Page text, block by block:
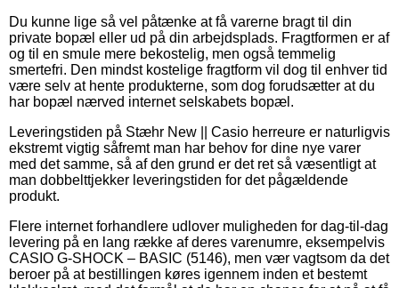
Du kunne lige så vel påtænke at få varerne bragt til din
private bopæl eller ud på din arbejdsplads. Fragtformen er af
og til en smule mere bekostelig, men også temmelig
smertefri. Den mindst kostelige fragtform vil dog til enhver tid
være selv at hente produkterne, som dog forudsætter at du
har bopæl nærved internet selskabets bopæl.
Leveringstiden på Stæhr New || Casio herreure er naturligvis
ekstremt vigtig såfremt man har behov for dine nye varer
med det samme, så af den grund er det ret så væsentligt at
man dobbelttjekker leveringstiden for det pågældende
produkt.
Flere internet forhandlere udlover muligheden for dag-til-dag
levering på en lang række af deres varenumre, eksempelvis
CASIO G-SHOCK – BASIC (5146), men vær vagtsom da det
beroer på at bestillingen køres igennem inden et bestemt